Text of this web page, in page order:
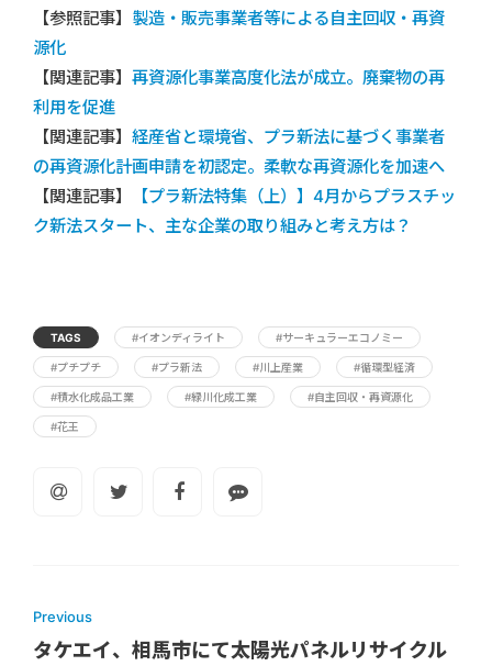
【参照記事】 製造・販売事業者等による自主回収・再資
源化
【関連記事】 再資源化事業高度化法が成立。廃棄物の再
利用を促進
【関連記事】 経産省と環境省、プラ新法に基づく事業者
の再資源化計画申請を初認定。柔軟な再資源化を加速へ
【関連記事】
【プラ新法特集（上）】4月からプラスチッ
ク新法スタート、主な企業の取り組みと考え方は？
TAGS #イオンディライト #サーキュラーエコノミー
#プチプチ #プラ新法 #川上産業 #循環型経済
#積水化成品工業 #緑川化成工業 #自主回収・再資源化
#花王
Previous
タケエイ、相馬市にて太陽光パネルリサイクル